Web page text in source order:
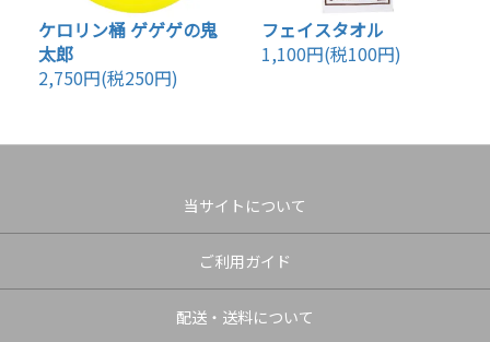
ケロリン桶 ゲゲゲの鬼
太郎
2,750円(税250円)
フェイスタオル
1,100円(税100円)
当サイトについて
ご利用ガイド
配送・送料について